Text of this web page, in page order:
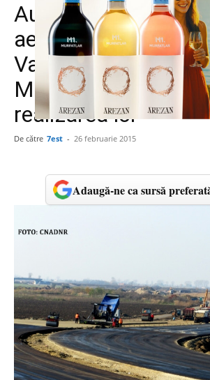
Autostrada Bacău-
aeroportul Tulcea
Vasluiului, prioritare
Master Plan. Cât ar
realizarea lor
De către 7est - 26 februarie 2015
Adaugă-ne ca sursă